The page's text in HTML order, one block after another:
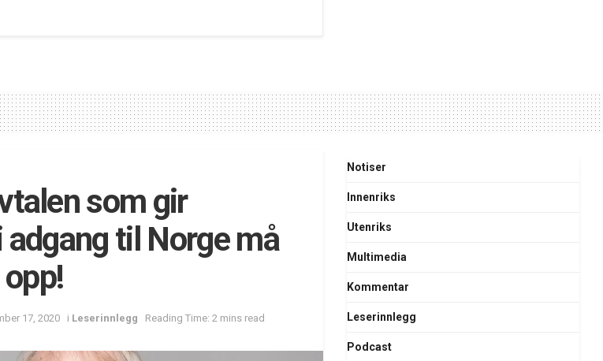
som gir
til Norge må
17, 2020 i Leserinnlegg Reading Time: 2 mins read
Notiser
Innenriks
Utenriks
Multimedia
Kommentar
Leserinnlegg
Podcast